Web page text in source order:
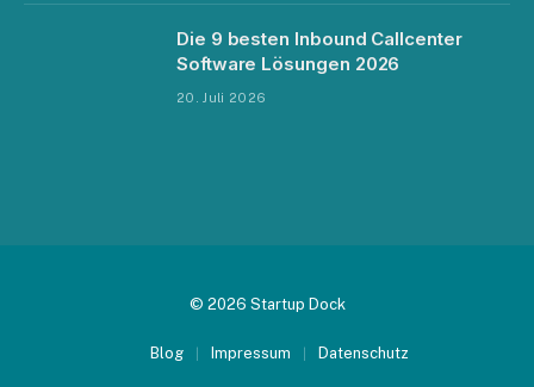
Die 9 besten Inbound Callcenter
Software Lösungen 2026
20. Juli 2026
© 2026 Startup Dock
Blog Impressum Datenschutz